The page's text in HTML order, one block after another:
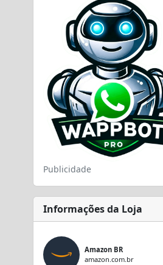
Publicidade
Informações da Loja
Amazon BR
amazon.com.br